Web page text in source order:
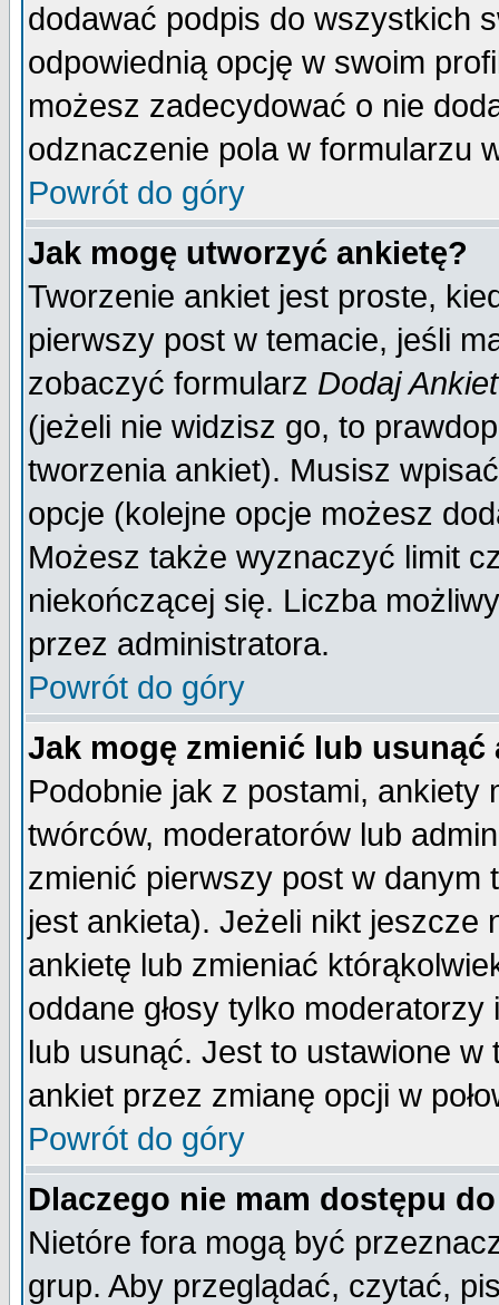
dodawać podpis do wszystkich
odpowiednią opcję w swoim
możesz zadecydować o nie
odznaczenie pola w formularzu
Powrót do góry
Jak mogę utworzyć ankietę?
Tworzenie ankiet jest proste,
pierwszy post w temacie, jeśli
zobaczyć formularz Dodaj
(jeżeli nie widzisz go, to
tworzenia ankiet). Musisz
opcje (kolejne opcje możesz
Możesz także wyznaczyć limit
niekończącej się. Liczba
przez administratora.
Powrót do góry
Jak mogę zmienić lub usunąć
Podobnie jak z postami,
twórców, moderatorów lub
zmienić pierwszy post w
jest ankieta). Jeżeli nikt jeszcze
ankietę lub zmieniać
oddane głosy tylko
lub usunąć. Jest to ustawione w
ankiet przez zmianę opcji w
Powrót do góry
Dlaczego nie mam dostępu
Nietóre fora mogą być
grup. Aby przeglądać, czytać,